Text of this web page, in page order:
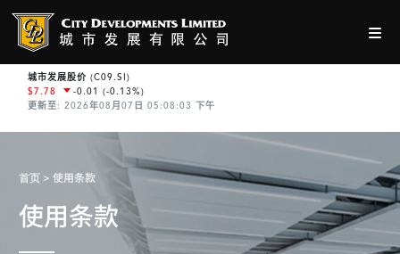
首页 使用条款
使用条款